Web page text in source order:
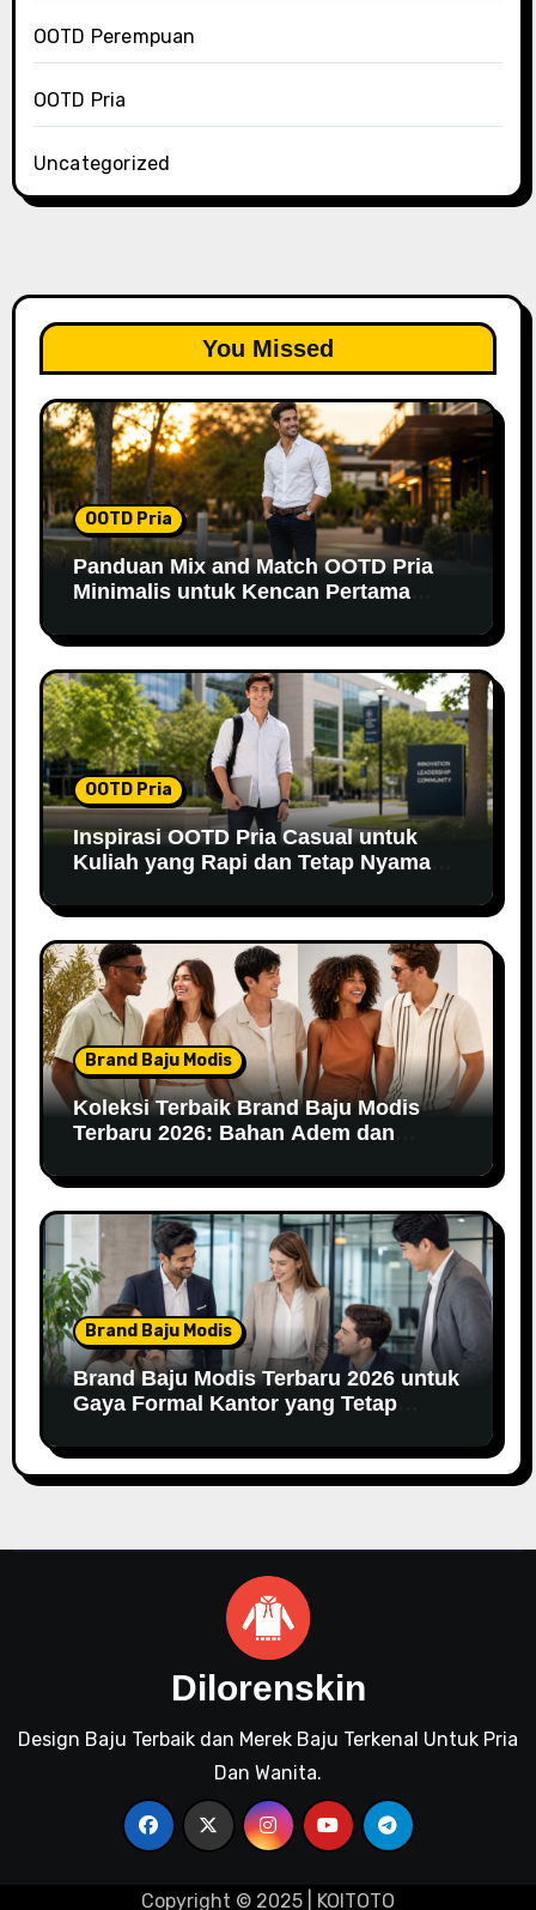
OOTD Perempuan
OOTD Pria
Uncategorized
You Missed
OOTD Pria
Panduan Mix and Match OOTD Pria
Minimalis untuk Kencan Pertama
OOTD Pria
Inspirasi OOTD Pria Casual untuk
Kuliah yang Rapi dan Tetap Nyaman
Brand Baju Modis
Koleksi Terbaik Brand Baju Modis
Terbaru 2026: Bahan Adem dan
Brand Baju Modis
Brand Baju Modis Terbaru 2026 untuk
Gaya Formal Kantor yang Tetap
Dilorenskin
Design Baju Terbaik dan Merek Baju Terkenal Untuk Pria
Dan Wanita.
Copyright © 2025 | KOITOTO